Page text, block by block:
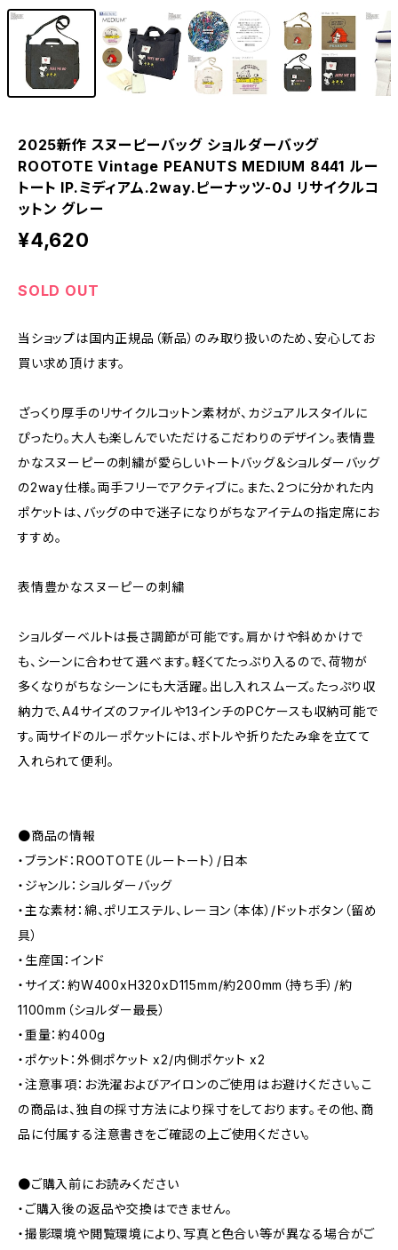
2025新作 スヌーピーバッグ ショルダーバッグ
ROOTOTE Vintage PEANUTS MEDIUM 8441 ルー
トート IP.ミディアム.2way.ピーナッツ-0J リサイクルコ
ットン グレー
¥4,620
SOLD OUT
当ショップは国内正規品（新品）のみ取り扱いのため、安心してお
買い求め頂けます。
ざっくり厚手のリサイクルコットン素材が、カジュアルスタイルに
ぴったり。大人も楽しんでいただけるこだわりのデザイン。表情豊
かなスヌーピーの刺繍が愛らしいトートバッグ＆ショルダーバッグ
の2way仕様。両手フリーでアクティブに。また、2つに分かれた内
ポケットは、バッグの中で迷子になりがちなアイテムの指定席にお
すすめ。
表情豊かなスヌーピーの刺繍
ショルダーベルトは長さ調節が可能です。肩かけや斜めかけで
も、シーンに合わせて選べます。軽くてたっぷり入るので、荷物が
多くなりがちなシーンにも大活躍。出し入れスムーズ。たっぷり収
納力で、A4サイズのファイルや13インチのPCケースも収納可能で
す。両サイドのルーポケットには、ボトルや折りたたみ傘を立てて
入れられて便利。
●商品の情報
・ブランド：ROOTOTE（ルートート）/日本
・ジャンル：ショルダーバッグ
・主な素材：綿、ポリエステル、レーヨン（本体）/ドットボタン（留め
具）
・生産国：インド
・サイズ：約W400xH320xD115mm/約200mm（持ち手）/約
1100mm（ショルダー最長）
・重量：約400g
・ポケット：外側ポケット x2/内側ポケット x2
・注意事項：お洗濯およびアイロンのご使用はお避けください。こ
の商品は、独自の採寸方法により採寸をしております。その他、商
品に付属する注意書きをご確認の上ご使用ください。
●ご購入前にお読みください
・ご購入後の返品や交換はできません。
・撮影環境や閲覧環境により、写真と色合い等が異なる場合がご